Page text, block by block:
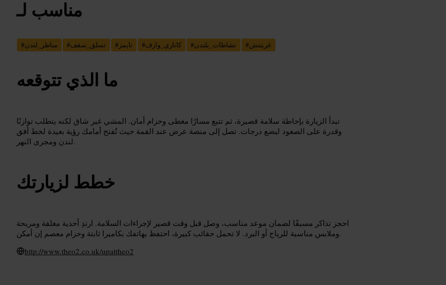
مناسب لـ
#مناظر_لندن #تسلق_سقف # تايمز #كاناري_وارف #نشاطات_بلندن #غرينتش
ما الذي تتوقعه
تبدأ الزيارة بإحاطة سلامة قصيرة، ثم تتبع مسارًا مغطى وحزام أمان. المشي غير شاق لكنه يتطلب توازنًا
وقدرة على الصعود لبضع درجات. تصل إلى منصة عرض عند القمة حيث تُفتح أمامك رؤية بعيدة لخط أفق
لندن ومجرى النهر.
خطط لزيارتك
احجز تذاكر مسبقًا لضمان موعد مناسب، وصل قبل وقت قصير لإجراءات السلامة. ارتدِ أحذية مغلقة ومريحة
وملابس مناسبة للرياح أو البرد. لا تحمل حقائب كبيرة، احتفظ بهاتفك بكاميرا ثابتة وحزام معصم إن أمكن.
http://www.theo2.co.uk/upattheo2